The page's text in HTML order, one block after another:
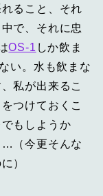
ること、それ
で、それに忠
OS-1 しか飲ま
い。水も飲まな
私が出来るこ
つけておくこ
もしようか
…（今更そんな
）